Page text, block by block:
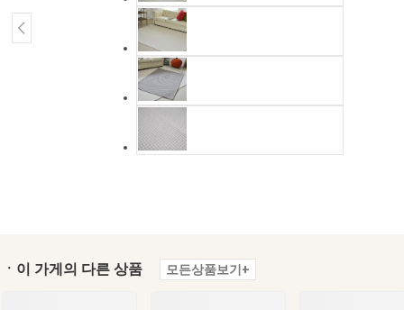
ㆍ이 가게의 다른 상품 모든상품보기+